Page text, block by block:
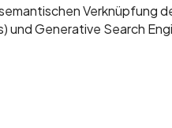
Verknüpfung
Generative Search